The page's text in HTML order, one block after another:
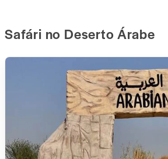
Safári no Deserto Árabe